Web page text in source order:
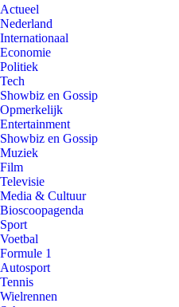
Actueel
Nederland
Internationaal
Economie
Politiek
Tech
Showbiz en Gossip
Opmerkelijk
Entertainment
Showbiz en Gossip
Muziek
Film
Televisie
Media & Cultuur
Bioscoopagenda
Sport
Voetbal
Formule 1
Autosport
Tennis
Wielrennen